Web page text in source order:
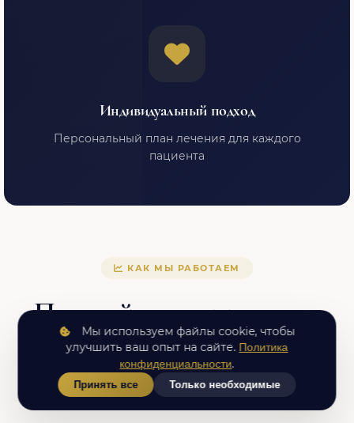
Индивидуальный подход
Персональный план лечения для каждого
пациента
КАК МЫ РАБОТАЕМ
Простой путь к здоровью
Мы ценим ваше время и доверие
Мы используем файлы cookie, чтобы
улучшить ваш опыт на сайте. Политика
конфиденциальности.
Принять все Только необходимые